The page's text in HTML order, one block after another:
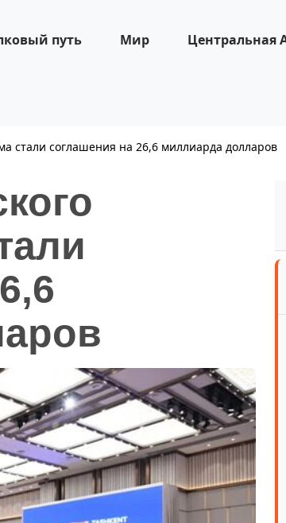
путь Мир Центральная
стали соглашения на 26,6 миллиарда долларов